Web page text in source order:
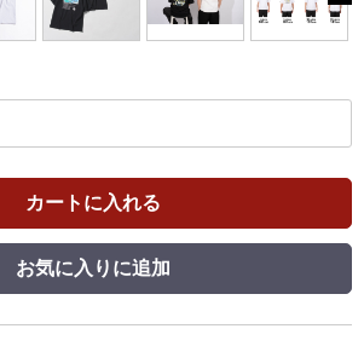
カートに入れる
お気に入りに追加